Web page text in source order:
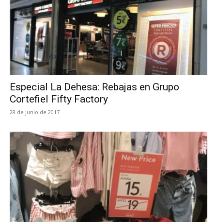
Especial La Dehesa: Rebajas en Grupo
Cortefiel Fifty Factory
28 de junio de 2017